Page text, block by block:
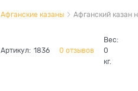
Афганские казаны Афганский казан
Артикул: 1836 0 отзывов
Вес:
0
кг.